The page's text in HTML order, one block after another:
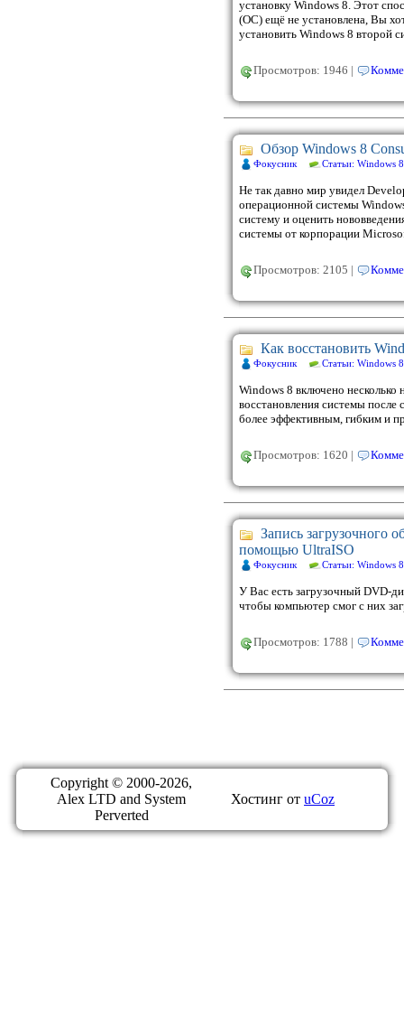
установку Windows 8. Этот
(ОС) ещё не установлена, Вы
установить Windows 8 второй
Просмотров: 1946 |
Обзор Windows 8
Фокусник Статьи: Windows 8
Не так давно мир увидел
операционной системы
систему и оценить
системы от корпорации
Просмотров: 2105 |
Как восстановить
Фокусник Статьи: Windows 8
Windows 8 включено
восстановления системы после
более эффективным, гибким и
Просмотров: 1620 |
Запись загрузочного
помощью UltraISO
Фокусник Статьи: Windows 8
У Вас есть загрузочный DVD-
чтобы компьютер смог с них
Просмотров: 1788 |
Copyright © 2000-2026,
Alex LTD and System
Perverted
Хостинг от uCoz